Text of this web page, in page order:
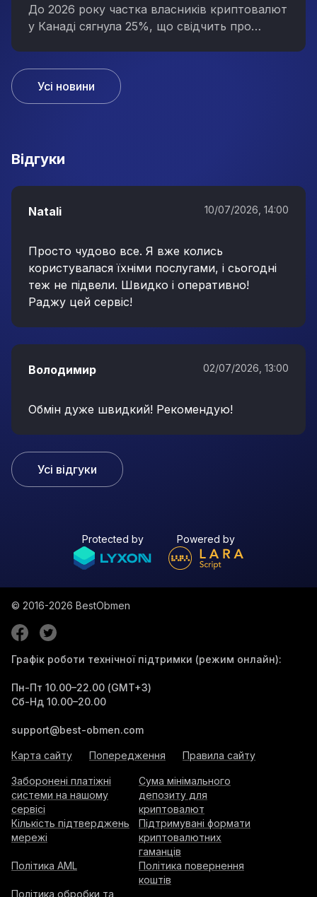
інтересу до цифрових активів
До 2026 року частка власників криптовалют
у Канаді сягнула 25%, що свідчить про
Усі новини
Вiдгуки
Natali 10/07/2026, 14:00
Просто чудово все. Я вже колись
користувалася їхніми послугами, і сьогодні
теж не підвели. Швидко і оперативно!
Раджу цей сервіс!
Володимир 02/07/2026, 13:00
Обмін дуже швидкий! Рекомендую!
Усі відгуки
Protected by Powered by
© 2016-2026 BestObmen
Графік роботи технічної підтримки (режим онлайн):
Пн-Пт 10.00–22.00 (GMT+3)
Сб-Нд 10.00–20.00
support@best-obmen.com
Карта сайту Попередження Правила сайту
Заборонені платіжні
системи на нашому
сервісі
Сума мінімального
депозиту для
криптовалют
Кількість підтверджень
мережі
Підтримувані формати
криптовалютних
гаманців
Політика AML
Політика повернення
коштів
Політика обробки та